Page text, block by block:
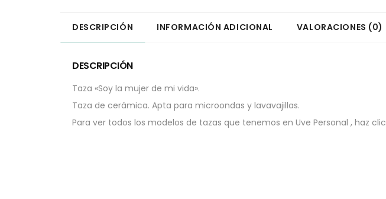
DESCRIPCIÓN INFORMACIÓN ADICIONAL VALORACIONES (0)
DESCRIPCIÓN
Taza «Soy la mujer de mi vida».
Taza de cerámica. Apta para microondas y lavavajillas.
Para ver todos los modelos de tazas que tenemos en Uve Personal , haz clic